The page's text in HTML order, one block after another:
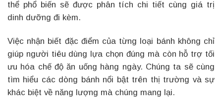
thể phổ biến sẽ được phân tích chi tiết cùng giá trị
dinh dưỡng đi kèm.
Việc nhận biết đặc điểm của từng loại bánh không chỉ
giúp người tiêu dùng lựa chọn đúng mà còn hỗ trợ tối
ưu hóa chế độ ăn uống hàng ngày. Chúng ta sẽ cùng
tìm hiểu các dòng bánh nổi bật trên thị trường và sự
khác biệt về năng lượng mà chúng mang lại.